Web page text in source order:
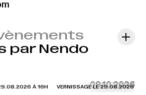
par Nendo
09.10.2026
À 16H VERNISSAGE LE 29.08.2026 À